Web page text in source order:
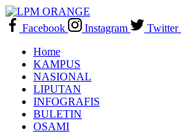
Skip
to
content
Facebook Instagram Twitter
Home
KAMPUS
NASIONAL
LIPUTAN
INFOGRAFIS
BULETIN
OSAMI